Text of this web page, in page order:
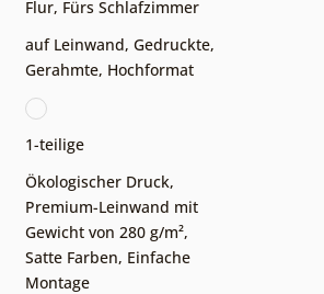
Flur, Fürs Schlafzimmer
auf Leinwand, Gedruckte,
Gerahmte, Hochformat
1-teilige
Ökologischer Druck,
Premium-Leinwand mit
Gewicht von 280 g/m²,
Satte Farben, Einfache
Montage